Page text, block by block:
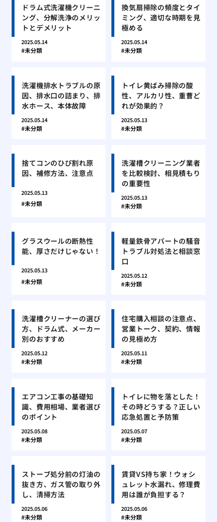
ドラム式洗濯機クリーニ
ング、分解洗浄のメリッ
トとデメリット
2025.05.14
未分類
換気扇掃除の頻度とタイ
ミング、適切な時期を見
極める
2025.05.14
未分類
洗濯機排水トラブルの原
因、排水口の詰まり、排
水ホース、本体故障
2025.05.14
未分類
トイレ黄ばみ掃除の酸
性、アルカリ性、重曹ど
れが効果的？
2025.05.13
未分類
捨てコンのひび割れ原
因、補修方法、注意点
2025.05.13
未分類
洗濯槽クリーニング業者
を比較検討、相見積もり
の重要性
2025.05.13
未分類
グラスウールの断熱性
能、厚さだけじゃない！
2025.05.13
未分類
軽量鉄骨アパートの騒音
トラブル対処法と相談窓
口
2025.05.12
未分類
洗濯槽クリーナーの選び
方、ドラム式、メーカー
別のおすすめ
2025.05.12
未分類
住宅購入相談の注意点、
営業トーク、契約、情報
の見極め方
2025.05.11
未分類
エアコン工事の基礎知
識、費用相場、業者選び
のポイント
2025.05.08
未分類
トイレに物を落とした！
その時どうする？正しい
応急処置と予防策
2025.05.07
未分類
ストーブ処分前の灯油の
抜き方、ガス管の取り外
し、清掃方法
2025.05.06
未分類
賃貸VS持ち家！ウォシ
ュレット水漏れ、修理費
用は誰が負担する？
2025.05.06
未分類